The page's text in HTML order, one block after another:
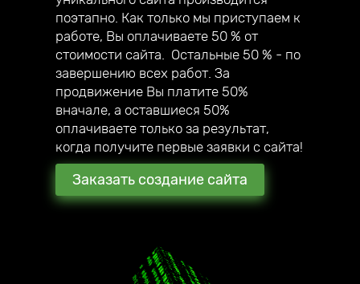
собственный мегамаркетплейс;
— в 2020 году создали авторский online
курс по созданию сайтов под ключ.
2016 год начало работы
стильных сайтов
наши клиенты уже в 17
поэтапно. Как только мы приступаем к
работе, Вы оплачиваете 50 % от
стоимости сайта. Остальные 50 % - по
завершению всех работ. За
продвижение Вы платите 50%
вначале, а оставшиеся 50%
оплачиваете только за результат,
когда получите первые заявки с сайта!
Заказать создание сайта